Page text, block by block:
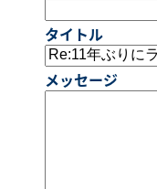
タイトル
メッセージ